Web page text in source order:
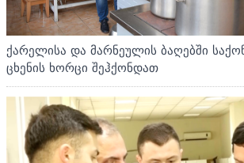
ქარელისა და მარნეულის ბაღებში
ცხენის ხორცი შეჰქონდათ